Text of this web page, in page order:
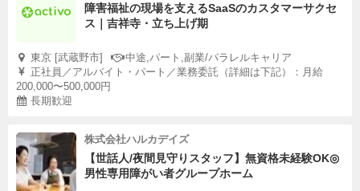
障害福祉の現場を支えるSaaSのカスタマーサクセ
ス｜吉祥寺・立ち上げ期
東京 [武蔵野市]
中途,パート,副業/パラレルキャリア
正社員／アルバイト・パート／業務委託（詳細は下記）：月給
200,000〜500,000円
長期歓迎
株式会社ハルカデイズ
【世話人/夜間見守りスタッフ】無資格未経験OK◎
男性専用障がい者グループホーム